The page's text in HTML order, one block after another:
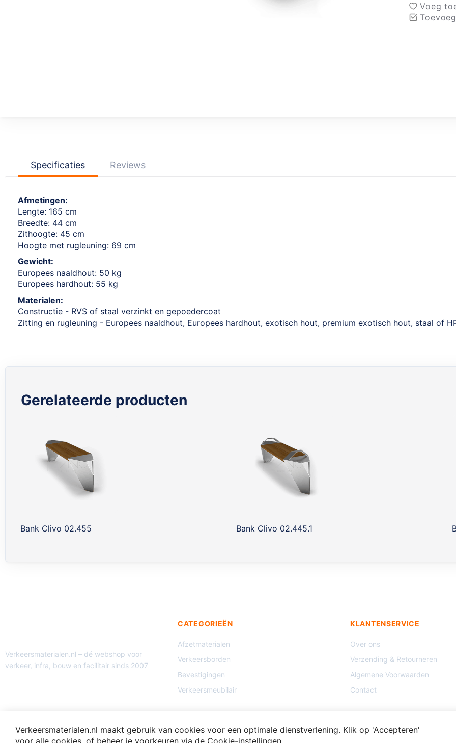
Voeg
afbeeldingen-
gallerij
Specificaties Reviews
Afmetingen:
Lengte: 165 cm
Breedte: 44 cm
Zithoogte: 45 cm
Hoogte met rugleuning: 69 cm
Gewicht:
Europees naaldhout: 50 kg
Europees hardhout: 55 kg
Materialen:
Constructie - RVS of staal verzinkt en gepoedercoat
Zitting en rugleuning - Europees naaldhout, Europees hardhout, exotisch hout, premium exotisch hout, staal of
Gerelateerde producten
Bank Clivo 02.455 Bank Clivo 02.445.1
Verkeersmaterialen.nl – dé webshop voor
verkeer, infra, bouw en facilitair sinds 2007
CATEGORIEËN
Afzetmaterialen
Verkeersborden
Bevestigingen
Verkeersmeubilair
KLANTENSERVICE
Over ons
Verzending & Retourneren
Algemene Voorwaarden
Contact
© 2026 Verkeersmaterialen.nl - Alle rechten voorbehouden.
Verkeersmaterialen.nl maakt gebruik van cookies voor een optimale dienstverlening. Klik op 'Accepteren'
voor alle cookies, of beheer je voorkeuren via de Cookie-instellingen.